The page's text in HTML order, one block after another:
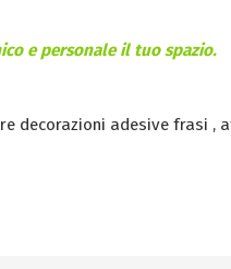
e personale il tuo spazio.
decorazioni adesive frasi ,